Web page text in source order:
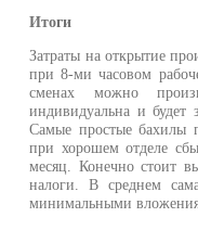
Итоги
Затраты на открытие
при 8-ми часовом
сменах можно
индивидуальна и будет
Самые простые бахилы
при хорошем отделе
месяц. Конечно стоит
налоги. В среднем
минимальными